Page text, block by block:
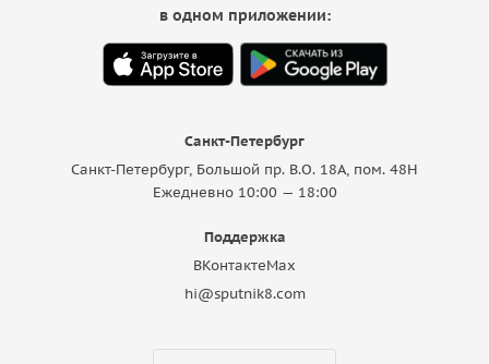
Санкт-Петербург
Санкт-Петербург, Большой пр. В.О. 18A, пом. 48Н
Ежедневно 10:00 — 18:00
Поддержка
ВКонтактеMax
hi@sputnik8.com
в одном приложении: